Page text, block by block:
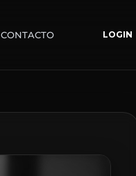
CONTACTO LOGIN